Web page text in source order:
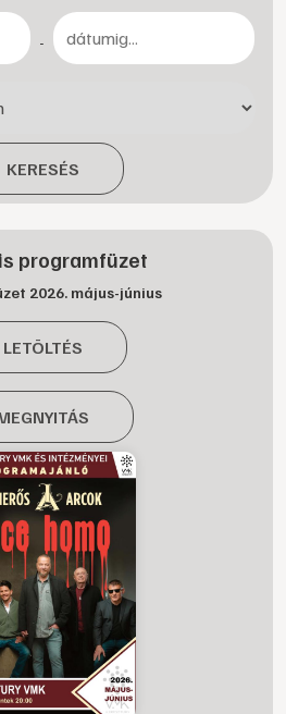
-
KERESÉS
programfüzet
2026. május-június
LETÖLTÉS